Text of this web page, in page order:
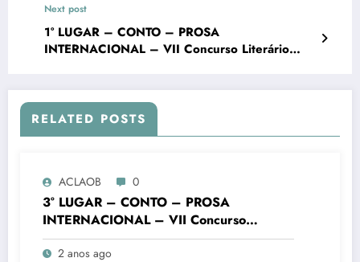
Next post
1° LUGAR – CONTO – PROSA
INTERNACIONAL – VII Concurso Literário
RELATED POSTS
ACLAOB 0
3° LUGAR – CONTO – PROSA
INTERNACIONAL – VII Concurso
Literário “Cidade de Ouro Branco”
2 anos ago